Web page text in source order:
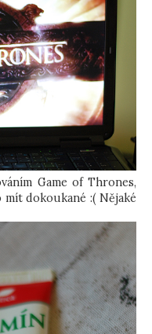
Game of Thrones,
dokoukané :( Nějaké